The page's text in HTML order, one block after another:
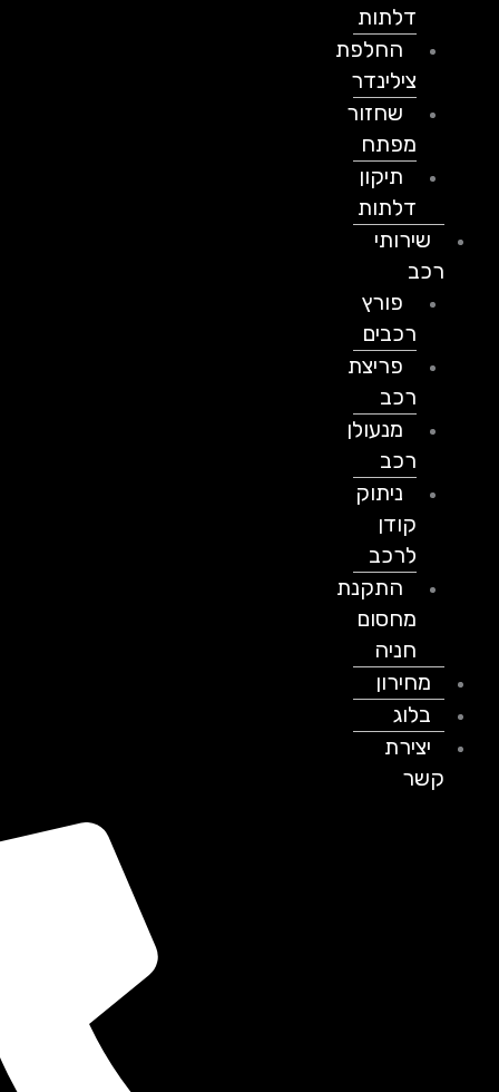
דלתות
החלפת
צילינדר
שחזור
מפתח
תיקון
דלתות
שירותי
פורץ
רכבים
פריצת
מנעולן
ניתוק
לרכב
התקנת
מחסום
חניה
מחירון
בלוג
יצירת
קשר